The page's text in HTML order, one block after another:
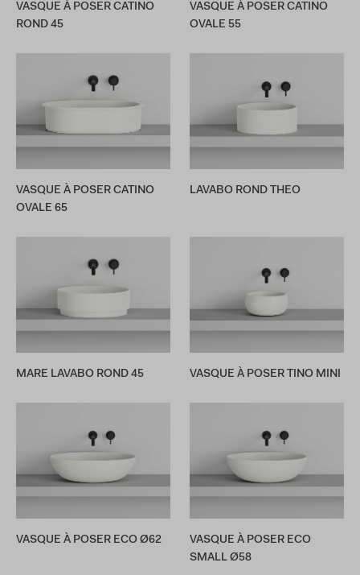
VASQUE À POSER CATINO
ROND 45
VASQUE À POSER CATINO
OVALE 55
VASQUE À POSER CATINO
OVALE 65
LAVABO ROND THEO
MARE LAVABO ROND 45 VASQUE À POSER TINO MINI
VASQUE À POSER ECO Ø62
VASQUE À POSER ECO
SMALL Ø58